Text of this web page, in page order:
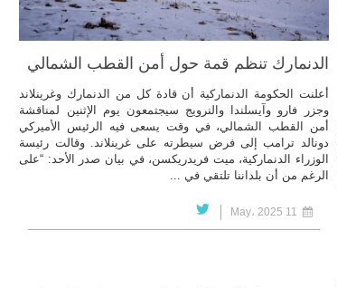
الدنمارك تنظم قمة حول أمن القطب الشمالي
أعلنت الحكومة الدنماركية أن قادة كل من الدنمارك وغرينلاند
وجزر فارو وآيسلندا والنرويج سيجتمعون يوم الإثنين لمناقشة
أمن القطب الشمالي، في وقت يسعى فيه الرئيس الأميركي
دونالد ترامب إلى فرض سيطرته على غرينلاند. وقالت رئيسة
الوزراء الدنماركية، ميت فريدريكسن، في بيان صدر الأحد: “على
الرغم من أن بلداننا تلتقي في ...